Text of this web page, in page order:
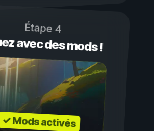
Étape 4
avec des mods !
✓ Mods activés